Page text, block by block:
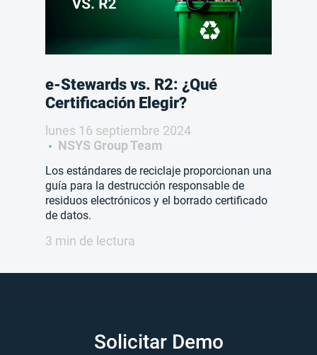
e-Stewards vs. R2: ¿Qué
Certificación Elegir?
lunes 16 septiembre 2024
NSYS Group Team
Los estándares de reciclaje proporcionan una
guía para la destrucción responsable de
residuos electrónicos y el borrado certificado
de datos.
3 min de lectura
Solicitar Demo